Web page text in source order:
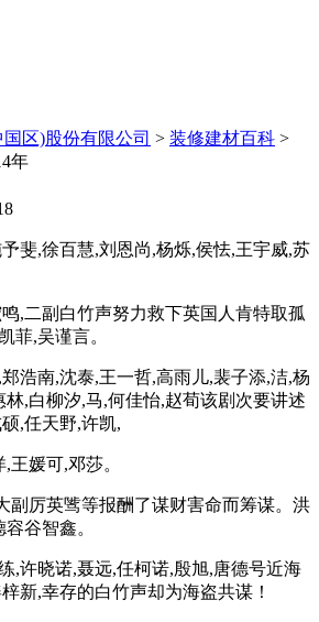
区)股份有限公司 > 装修建材百科 >
年
,徐百慧,刘恩尚,杨烁,侯怯,王宇威,苏
二副白竹声努力救下英国人肯特取孤
菲,吴谨言。
南,沈泰,王一哲,高雨儿,裴子添,洁,杨
,白柳汐,马,何佳怡,赵荀该剧次要讲述
,任天野,许凯,
媛可,邓莎。
厉英骘等报酬了谋财害命而筹谋。洪
谷智鑫。
晓诺,聂远,任柯诺,殷旭,唐德号近海
新,幸存的白竹声却为海盗共谋！